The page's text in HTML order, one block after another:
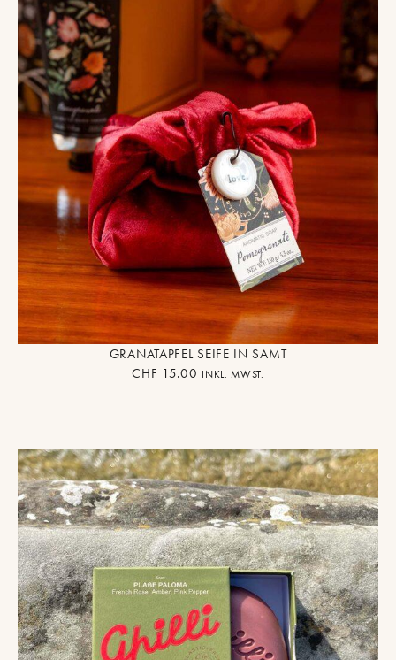
GRANATAPFEL SEIFE IN SAMT
CHF 15.00 INKL. MWST.